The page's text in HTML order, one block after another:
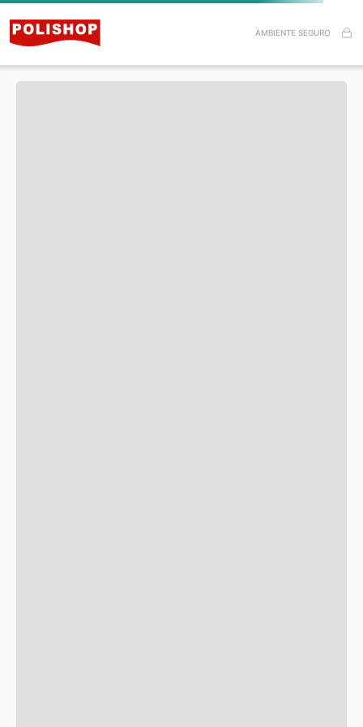
AMBIENTE SEGURO
Especificações do Produto
Itens inclusos